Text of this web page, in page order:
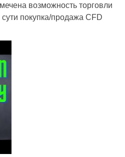
возможность торговли
покупка/продажа CFD